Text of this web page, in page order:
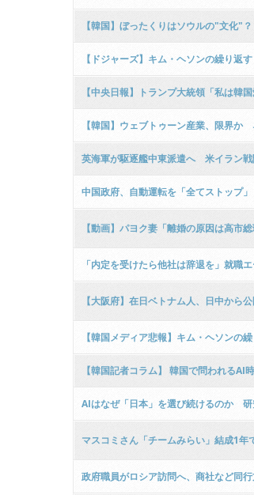
【韓国】ぼったくりはソウルの"文化"
【ドジャーズ】キム・ヘソンの繰り
【中央日報】トランプ大統領「私は韓
【韓国】ウェブトゥーン産業、限界
英海軍が駆逐艦中東派遣へ 米イラン戦
中国政府、自動運転を「全てストップ
【動画】パヨク妻「離婚の原因は高市
「内定を受けたら他社は辞退を」就職
【大阪府】在日ベトナム人、日中か
ｗ【韓国メディア悲報】キム・ヘソンの
【韓国記者コラム】 韓国で問われるAI
AIはなぜ「日本」を選び続けるのか 研
マスコミさん「チームみらい」結成1
ｗ
政府職員がロシア訪問へ、商社など同